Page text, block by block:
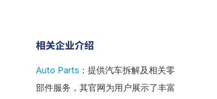
相关企业介绍
Auto Parts ：提供汽车拆解及相关零
部件服务，其官网为用户展示了丰富